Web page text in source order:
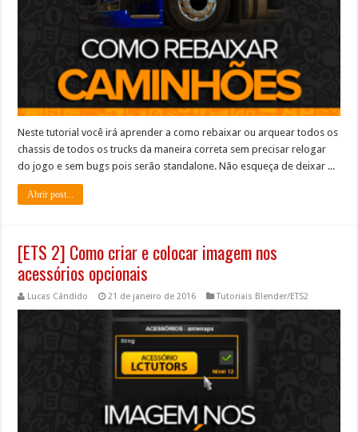
Neste tutorial você irá aprender a como rebaixar ou arquear todos os
chassis de todos os trucks da maneira correta sem precisar relogar
do jogo e sem bugs pois serão standalone. Não esqueça de deixar ...
Abrir post...
[ETS 2] Como criar e colocar imagem nos
acessórios opcionais
Lucas Cândido 21 de janeiro de 2016 Tutoriais Blender/ETS2